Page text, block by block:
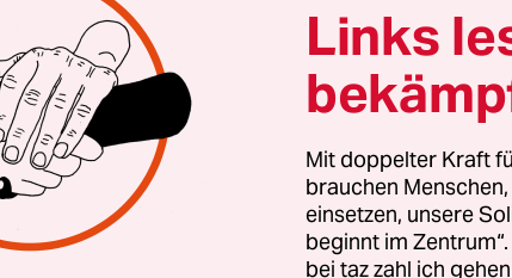
kleine Sensation, dass Italiens
Parkett nicht gleich als Paria abgekanzelt wird.
Derweil sind die Zinsen für zehnjährige
6,4 Prozent geklettert. Der
Rücksicht auf das Marktumfeld die
Irland. Am Mittwoch gab es in Rom eine
Kabinettssitzung. Die Regierung werde nun
Links
Mit doppelter Kraft
brauchen
einsetzen, unsere
beginnt im
bei taz zahl ich